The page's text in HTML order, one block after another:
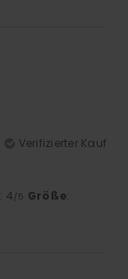
Verifizierter Kauf
: 4 /5 Größe: